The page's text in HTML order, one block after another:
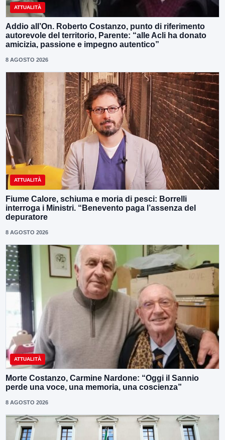
ATTUALITÀ
Addio all’On. Roberto Costanzo, punto di riferimento
autorevole del territorio, Parente: “alle Acli ha donato
amicizia, passione e impegno autentico”
8 AGOSTO 2026
ATTUALITÀ
Fiume Calore, schiuma e moria di pesci: Borrelli
interroga i Ministri. “Benevento paga l’assenza del
depuratore
8 AGOSTO 2026
ATTUALITÀ
Morte Costanzo, Carmine Nardone: “Oggi il Sannio
perde una voce, una memoria, una coscienza”
8 AGOSTO 2026